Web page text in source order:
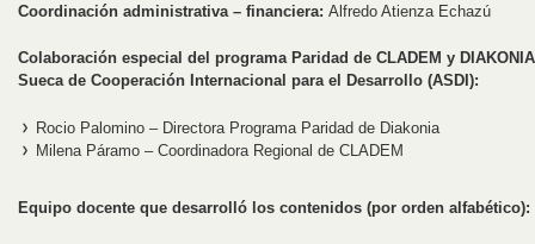
Coordinación administrativa – financiera: Alfredo Atienza Echazú
Colaboración especial del programa Paridad de CLADEM y
Sueca de Cooperación Internacional para el Desarrollo (ASDI):
Rocio Palomino – Directora Programa Paridad de Diakonia
Milena Páramo – Coordinadora Regional de CLADEM
Equipo docente que desarrolló los contenidos (por orden alfabético):